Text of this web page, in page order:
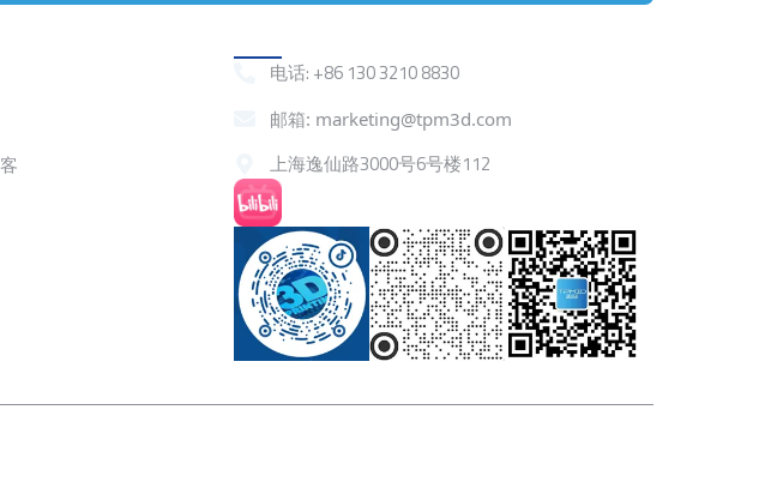
电话: +86 130 3210 8830
邮箱: marketing@tpm3d.com
上海逸仙路3000号6号楼112